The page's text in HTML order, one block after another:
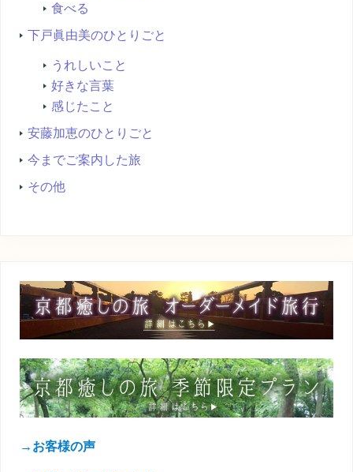
食べる
下戸眞由美のひとりごと
うれしいこと
好きな言葉
感じたこと
安藤加恵のひとりごと
今までご案内した旅
その他
→お客様の声